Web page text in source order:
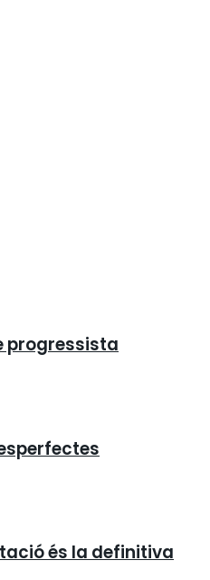
progressista
és la definitiva